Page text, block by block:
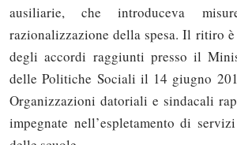
ausiliarie, che introduceva
razionalizzazione della spesa. Il ritiro è
degli accordi raggiunti presso il
delle Politiche Sociali il 14 giugno
Organizzazioni datoriali e sindacali
impegnate nell’espletamento di